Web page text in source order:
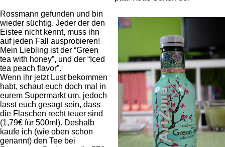
Rossmann gefunden und bin
wieder süchtig. Jeder der den
Eistee nicht kennt, muss ihn
auf jeden Fall ausprobieren!
Mein Liebling ist der “Green
tea with honey”, und der “Iced
tea peach flavor”.
Wenn ihr jetzt Lust bekommen
habt, schaut euch doch mal in
eurem Supermarkt um, jedoch
lasst euch gesagt sein, dass
die Flaschen recht teuer sind
(1,79€ für 500ml). Deshalb
kaufe ich (wie oben schon
genannt) den Tee bei